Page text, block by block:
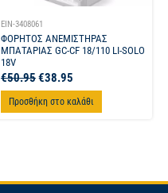
EIN-3408061
ΦΟΡΗΤΟΣ ΑΝΕΜΙΣΤΗΡΑΣ
ΜΠΑΤΑΡΙΑΣ GC-CF 18/110 LI-SOLO
18V
€50.95€38.95
Προσθήκη στο καλάθι